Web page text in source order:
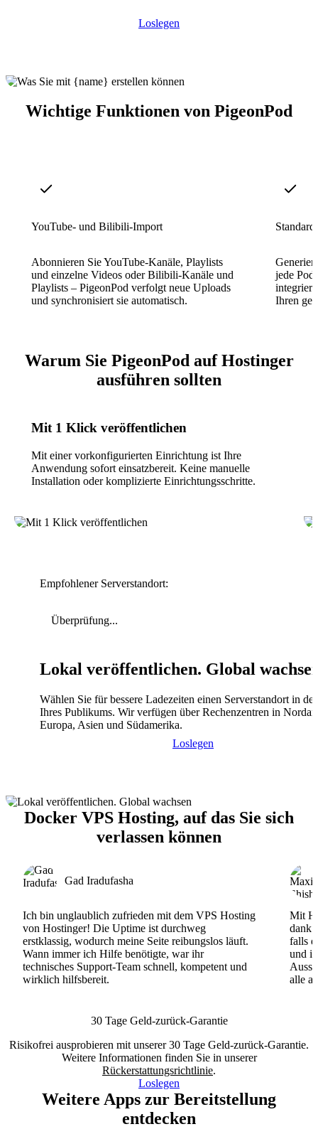
Loslegen
Wichtige Funktionen von PigeonPod
YouTube- und Bilibili-Import
Abonnieren Sie YouTube-Kanäle, Playlists
und einzelne Videos oder Bilibili-Kanäle und
Playlists – PigeonPod verfolgt neue Uploads
und synchronisiert sie automatisch.
jede
integriert
Ihren
Warum Sie PigeonPod auf Hostinger
ausführen sollten
Mit 1 Klick veröffentlichen
Mit einer vorkonfigurierten Einrichtung ist Ihre
Anwendung sofort einsatzbereit. Keine manuelle
Installation oder komplizierte Einrichtungsschritte.
Empfohlener Serverstandort:
Überprüfung...
Lokal veröffentlichen. Global
Wählen Sie für bessere Ladezeiten einen Serverstandort in
Ihres Publikums. Wir verfügen über Rechenzentren in
Europa, Asien und Südamerika.
Loslegen
Docker VPS Hosting, auf das Sie sich
verlassen können
Gad Iradufasha
Ich bin unglaublich zufrieden mit dem VPS Hosting
von Hostinger! Die Uptime ist durchweg
erstklassig, wodurch meine Seite reibungslos läuft.
Wann immer ich Hilfe benötigte, war ihr
technisches Support-Team schnell, kompetent und
wirklich hilfsbereit.
Mit
dank
falls
und
alle
30 Tage Geld-zurück-Garantie
Risikofrei ausprobieren mit unserer 30 Tage Geld-zurück-Garantie.
Weitere Informationen finden Sie in unserer
Rückerstattungsrichtlinie.
Loslegen
Weitere Apps zur Bereitstellung
entdecken